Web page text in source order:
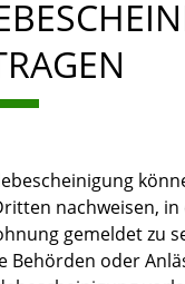
nachweisen, in
gemeldet zu
Behörden oder